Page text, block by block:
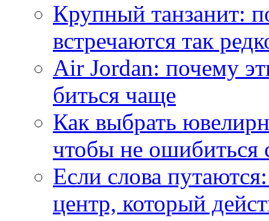
Крупный танзанит:
встречаются так
Air Jordan: почему
биться чаще
Как выбрать
чтобы не ошибиться
Если слова
центр, который